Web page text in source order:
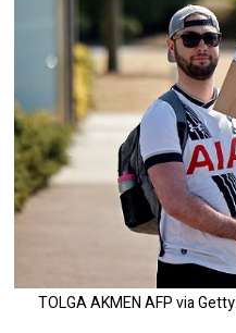
| צילום: TOLGA AKMEN AFP via Getty